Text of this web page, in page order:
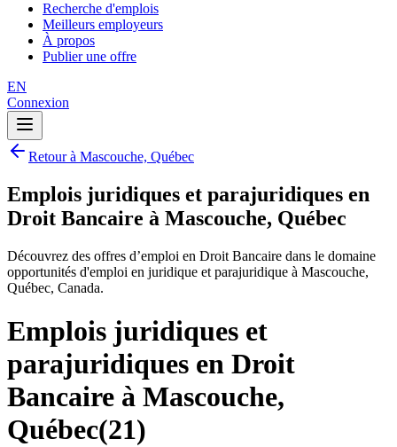
Recherche d'emplois
Meilleurs employeurs
À propos
Publier une offre
EN
Connexion
Retour à Mascouche, Québec
Emplois juridiques et parajuridiques en
Droit Bancaire à Mascouche, Québec
Découvrez des offres d’emploi en Droit Bancaire dans le domaine
opportunités d'emploi en juridique et parajuridique à Mascouche,
Québec, Canada.
Emplois juridiques et
parajuridiques en Droit
Bancaire à Mascouche,
Québec(21)